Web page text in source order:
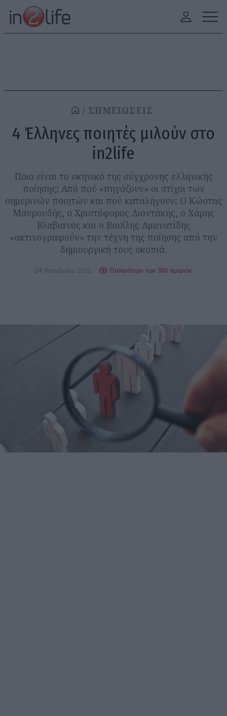
ΣΗΜΕΙΩΣΕΙΣ
4 Έλληνες ποιητές μιλούν στο
in2life
Ποιο είναι το σκηνικό της σύγχρονης ελληνικής
ποίησης; Από πού «πηγάζουν» οι στίχοι των
σημερινών ποιητών και πού καταλήγουν; Ο Κώστας
Μαυρουδής, ο Χριστόφορος Λιοντάκης, ο Χάρης
Βλαβιανός και ο Βασίλης Αμανατίδης
«ακτινογραφούν» την τέχνη της ποίησης από την
δημιουργική τους σκοπιά.
24 Νοεμβρίου 2011 Παλαιότερο των 360 ημερών